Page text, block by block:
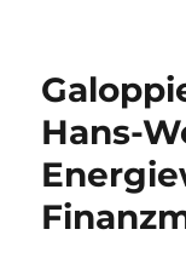
Hans-